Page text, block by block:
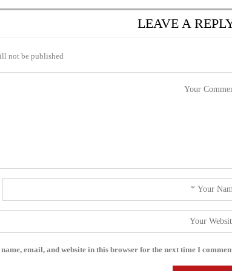
LEAVE A
not be published.
email, and website in this browser for the next time I